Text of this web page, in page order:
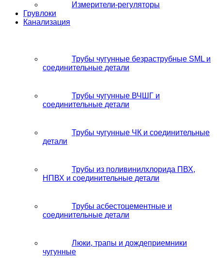
Измерители-регуляторы
Грувлоки
Канализация
Трубы чугунные безраструбные SML и
соединительные детали
Трубы чугунные ВЧШГ и
соединительные детали
Трубы чугунные ЧК и соединительные
детали
Трубы из поливинилхлорида ПВХ,
НПВХ и соединительные детали
Трубы асбестоцементные и
соединительные детали
Люки, трапы и дождеприемники
чугунные